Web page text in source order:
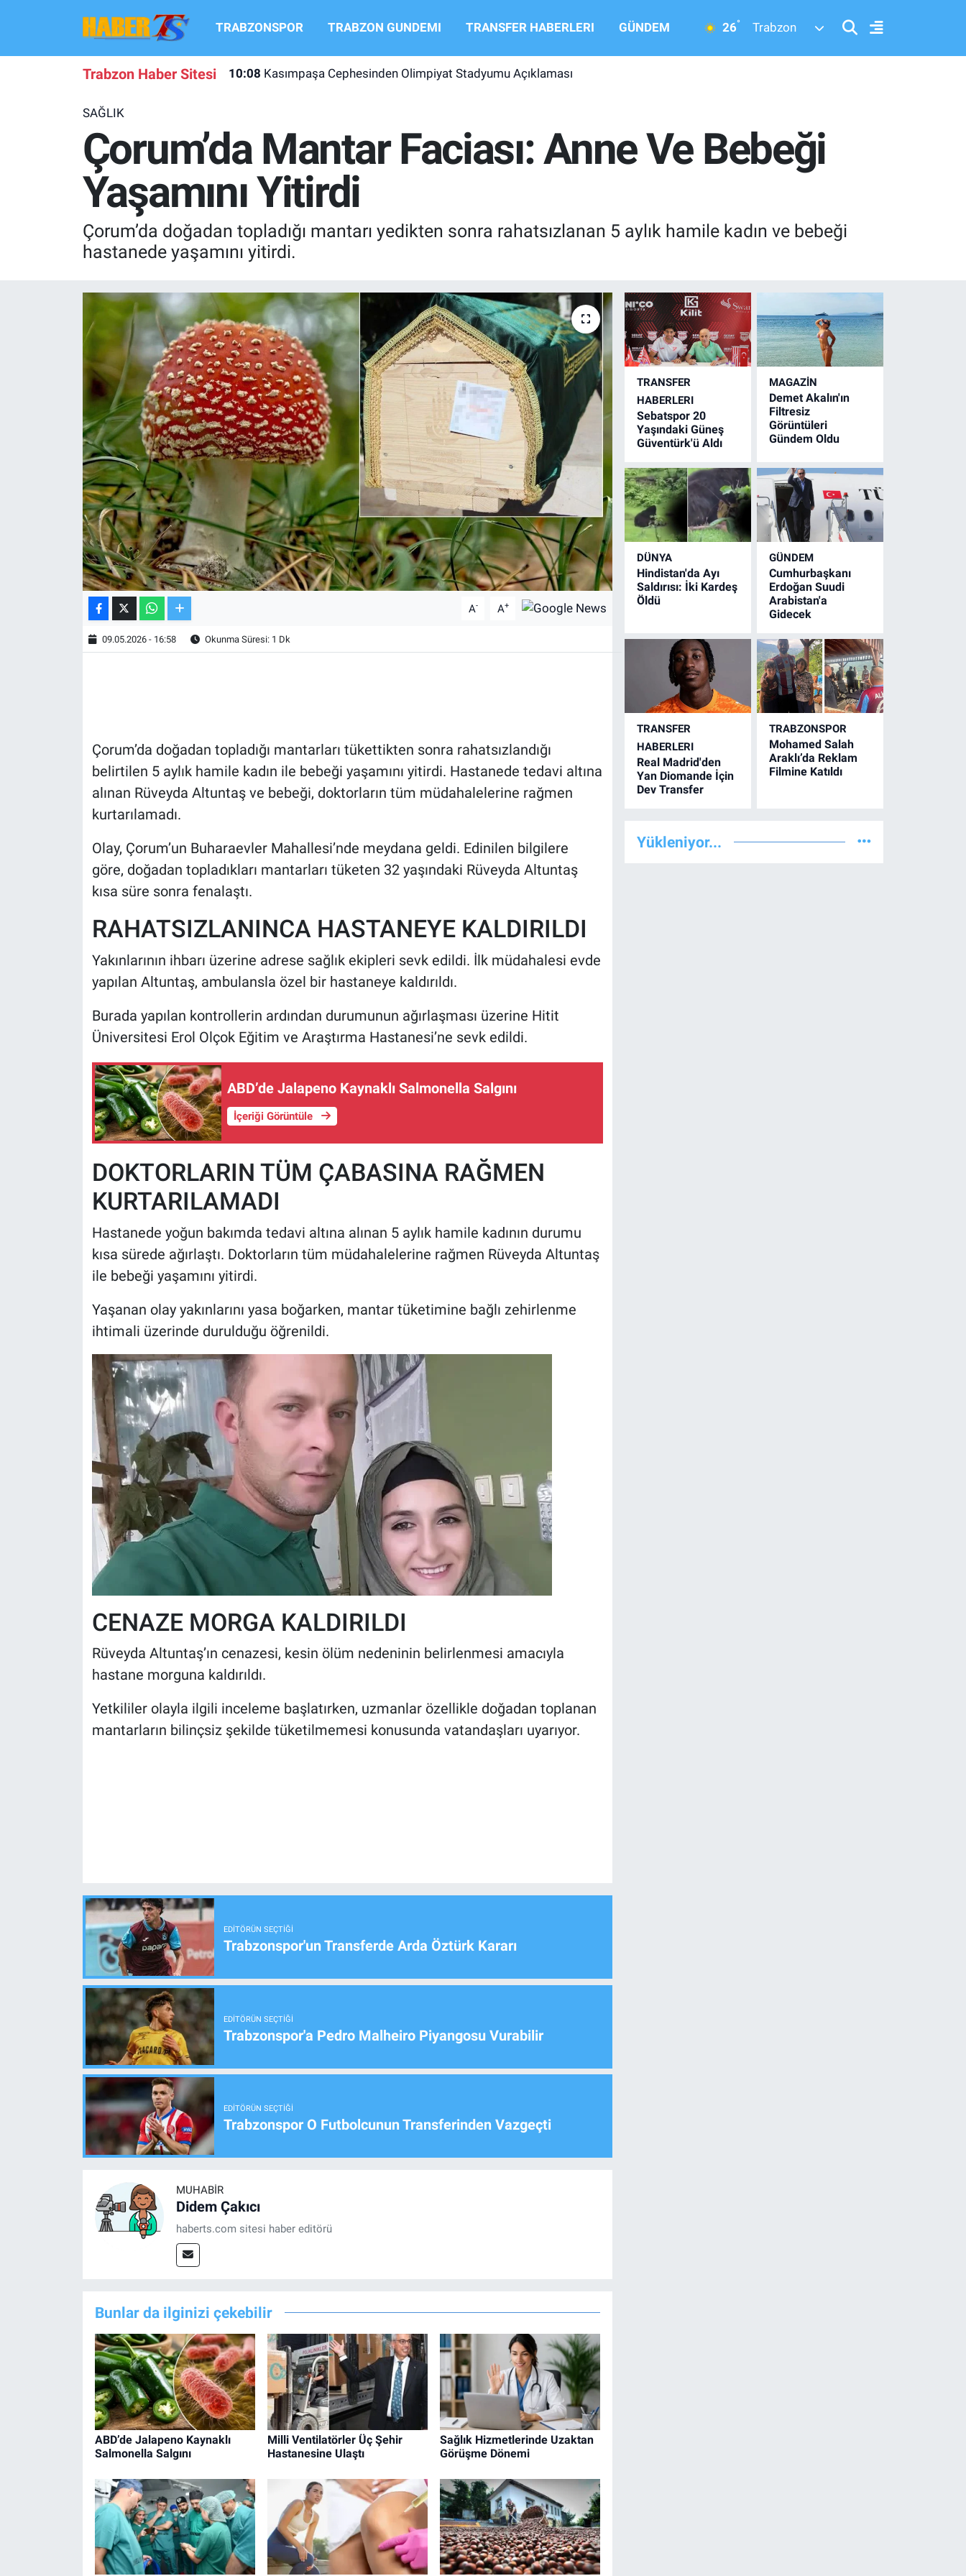
TRABZONSPOR TRABZON GUNDEMI TRANSFER HABERLERI GÜNDEM 26° Trabzon
Trabzon Haber Sitesi 10:08 Kasımpaşa Cephesinden Olimpiyat Stadyumu Açıklaması
SAĞLIK
Çorum’da Mantar Faciası: Anne Ve Bebeği
Yaşamını Yitirdi
Çorum’da doğadan topladığı mantarı yedikten sonra rahatsızlanan 5 aylık hamile kadın ve bebeği
hastanede yaşamını yitirdi.
A- A+
09.05.2026 - 16:58 Okunma Süresi: 1 Dk
Çorum’da doğadan topladığı mantarları tükettikten sonra rahatsızlandığı
belirtilen 5 aylık hamile kadın ile bebeği yaşamını yitirdi. Hastanede tedavi altına
alınan Rüveyda Altuntaş ve bebeği, doktorların tüm müdahalelerine rağmen
kurtarılamadı.
Olay, Çorum’un Buharaevler Mahallesi’nde meydana geldi. Edinilen bilgilere
göre, doğadan topladıkları mantarları tüketen 32 yaşındaki Rüveyda Altuntaş
kısa süre sonra fenalaştı.
RAHATSIZLANINCA HASTANEYE KALDIRILDI
Yakınlarının ihbarı üzerine adrese sağlık ekipleri sevk edildi. İlk müdahalesi evde
yapılan Altuntaş, ambulansla özel bir hastaneye kaldırıldı.
Burada yapılan kontrollerin ardından durumunun ağırlaşması üzerine Hitit
Üniversitesi Erol Olçok Eğitim ve Araştırma Hastanesi’ne sevk edildi.
ABD’de Jalapeno Kaynaklı Salmonella Salgını
İçeriği Görüntüle
DOKTORLARIN TÜM ÇABASINA RAĞMEN
KURTARILAMADI
Hastanede yoğun bakımda tedavi altına alınan 5 aylık hamile kadının durumu
kısa sürede ağırlaştı. Doktorların tüm müdahalelerine rağmen Rüveyda Altuntaş
ile bebeği yaşamını yitirdi.
Yaşanan olay yakınlarını yasa boğarken, mantar tüketimine bağlı zehirlenme
ihtimali üzerinde durulduğu öğrenildi.
CENAZE MORGA KALDIRILDI
Rüveyda Altuntaş’ın cenazesi, kesin ölüm nedeninin belirlenmesi amacıyla
hastane morguna kaldırıldı.
Yetkililer olayla ilgili inceleme başlatırken, uzmanlar özellikle doğadan toplanan
mantarların bilinçsiz şekilde tüketilmemesi konusunda vatandaşları uyarıyor.
EDITÖRÜN SEÇTIĞI
Trabzonspor'un Transferde Arda Öztürk Kararı
EDITÖRÜN SEÇTIĞI
Trabzonspor'a Pedro Malheiro Piyangosu Vurabilir
EDITÖRÜN SEÇTIĞI
Trabzonspor O Futbolcunun Transferinden Vazgeçti
MUHABIR
Didem Çakıcı
haberts.com sitesi haber editörü
Bunlar da ilginizi çekebilir
ABD’de Jalapeno Kaynaklı
Salmonella Salgını
Milli Ventilatörler Üç Şehir
Hastanesine Ulaştı
Sağlık Hizmetlerinde Uzaktan
Görüşme Dönemi
TRANSFER
HABERLERI
Sebatspor 20
Yaşındaki Güneş
Güventürk'ü Aldı
MAGAZİN
Demet Akalın'ın
Filtresiz
Görüntüleri
Gündem Oldu
DÜNYA
Hindistan'da Ayı
Saldırısı: İki Kardeş
Öldü
GÜNDEM
Cumhurbaşkanı
Erdoğan Suudi
Arabistan'a
Gidecek
TRANSFER
HABERLERI
Real Madrid'den
Yan Diomande İçin
Dev Transfer
TRABZONSPOR
Mohamed Salah
Araklı’da Reklam
Filmine Katıldı
Yükleniyor...
TRABZONSPOR
TRANSFER HABERLERI
KULİS MEYDANI
1461 TRABZON
TV VE SİNEMA
BASKETBOL
SAĞLIK
KÜLTÜR SANAT
EKONOMİ
MAGAZİN
Bilim, Teknoloji
Hava Durumu
Süper Lig Puan Durumu ve Fikstür
Tüm Manşetler
Son Dakika Haberleri
Haber Arşivi